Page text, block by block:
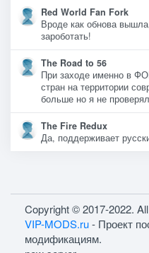
Red World Fan Fork
Вроде как обнова
зароботать!
The Road to 56
При заходе именно в
стран на территории
больше но я не
The Fire Redux
Да, поддерживает
Copyright © 2017-2022.
VIP-MODS.ru- Проект
модификациям.